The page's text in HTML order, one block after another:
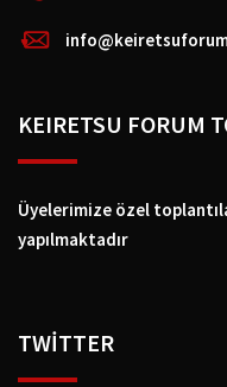
KEIRETSU FORUM
Üyelerimize özel
yapılmaktadır
TWİTTER